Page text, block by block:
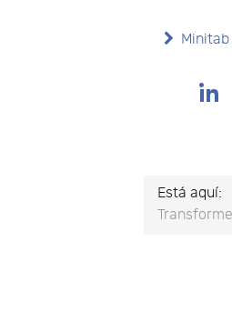
Minitab
Está aquí: